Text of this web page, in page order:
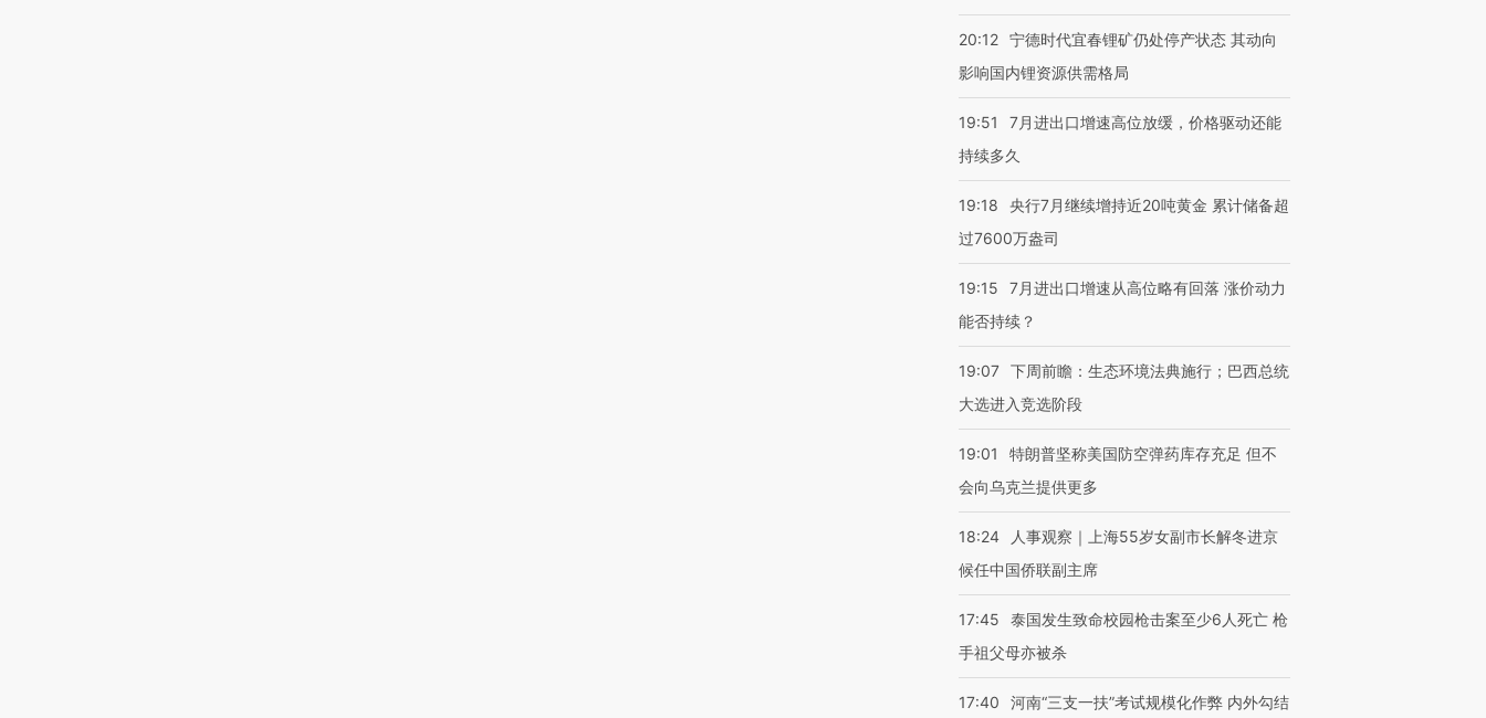
20:12 宁德时代宜春锂矿仍处停产状态 其动向
影响国内锂资源供需格局
19:51
7月进出口增速高位放缓，价格驱动还能
持续多久
19:18
央行7月继续增持近20吨黄金 累计储备超
过7600万盎司
19:15
7月进出口增速从高位略有回落 涨价动力
能否持续？
19:07 下周前瞻：生态环境法典施行；巴西总统
大选进入竞选阶段
19:01
特朗普坚称美国防空弹药库存充足 但不
会向乌克兰提供更多
18:24
人事观察｜上海55岁女副市长解冬进京
候任中国侨联副主席
17:45
泰国发生致命校园枪击案至少6人死亡 枪
手祖父母亦被杀
17:40
河南“三支一扶”考试规模化作弊 内外勾结